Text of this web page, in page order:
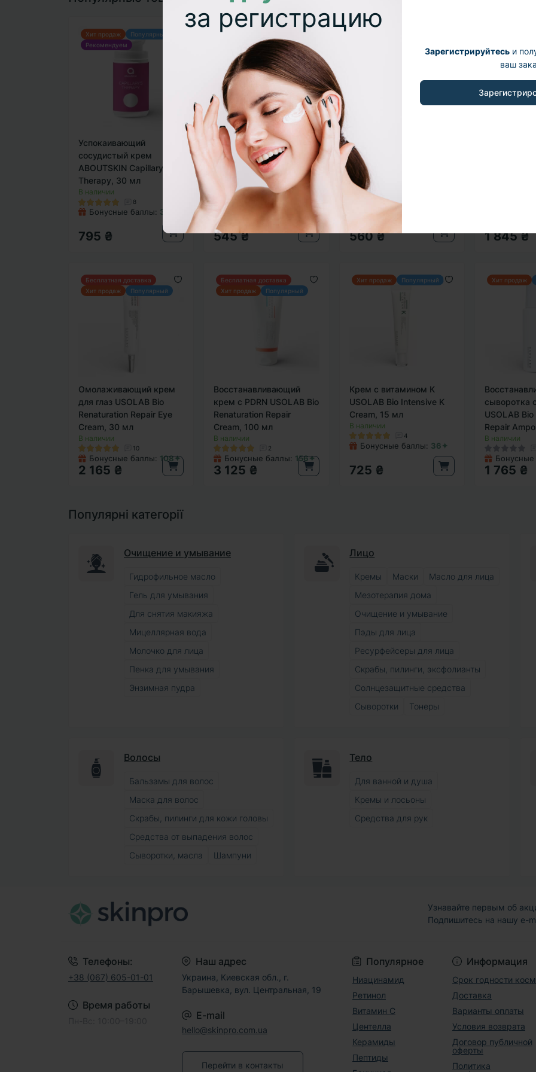
за регистрацию
Зарегистрируйтесь и
ваш
Хит продаж
Популярный
Рекомендуем
Успокаивающий
сосудистый крем
ABOUTSKIN Capillarys
Therapy, 30 мл
В наличии
8
Бонусные баллы: 39✦
795 ₴
Новая упаковка
Хит продаж
Популярный
Сыворотка с эффектом
лифтинга ABOUTSKIN
Liquid Threads Lifting
Drops, 30 мл
В наличии
Бонусные баллы:
545 ₴
Крем от постакне и
рубцов USOLAB Bio
Intensive AC Cream, 15
мл
В наличии
Бонусные баллы:
560 ₴ 1 845 ₴
Бесплатная доставка
Хит продаж
Популярный
Омолаживающий крем
для глаз USOLAB Bio
Renaturation Repair Eye
Cream, 30 мл
В наличии
10
Бонусные баллы: 108✦
2 165 ₴
Бесплатная доставка
Хит продаж
Популярный
Восстанавливающий
крем с PDRN USOLAB Bio
Renaturation Repair
Cream, 100 мл
В наличии
2
Бонусные баллы: 156✦
3 125 ₴
Хит продаж Популярный
Крем с витамином К
USOLAB Bio Intensive K
Cream, 15 мл
В наличии
4
Бонусные баллы: 36✦
725 ₴
Хит продаж
сыворотка
USOLAB
Repair
В наличии
1 765 ₴
Популярні категорії
Очищение и умывание
Гидрофильное масло
Гель для умывания
Для снятия макияжа
Мицеллярная вода
Молочко для лица
Пенка для умывания
Энзимная пудра
Лицо
Кремы Маски
Масло для лица
Мезотерапия дома
Очищение и умывание
Пэды для лица
Ресурфейсеры для лица
Скрабы, пилинги, эксфолианты
Солнцезащитные средства
Сыворотки
Тонеры
Волосы
Бальзамы для волос
Маска для волос
Скрабы, пилинги для кожи головы
Средства от выпадения волос
Сыворотки, масла
Шампуни
Тело
Для ванной и душа
Кремы и лосьоны
Средства для рук
Узнавайте первым об
Подпишитесь на нашу e-
Телефоны:
+38 (067) 605-01-01
Время работы
Наш адрес
Украина, Киевская обл., г.
Барышевка, вул. Центральная, 19
E-mail
hello@skinpro.com.ua
Перейти в контакты
Популярное
Ниацинамид
Ретинол
Витамин С
Центелла
Керамиды
Пептиды
Информация
Срок годности
Доставка
Варианты оплаты
Условия возврата
Договор публичной
оферты
Политика